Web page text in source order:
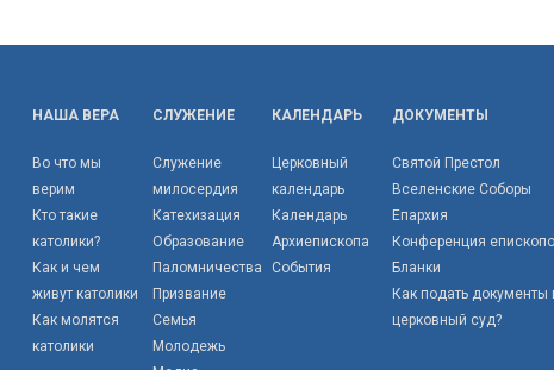
НАША ВЕРА
Во что мы
верим
Кто такие
католики?
Как и чем
живут католики
Как молятся
католики
СЛУЖЕНИЕ
Служение
милосердия
Катехизация
Образование
Паломничества
Призвание
Семья
Молодежь
КАЛЕНДАРЬ
Церковный
календарь
Календарь
Архиепископа
События
ДОКУМЕНТЫ
Святой Престол
Вселенские Соборы
Епархия
Конференция
Бланки
Как подать документы
церковный суд?